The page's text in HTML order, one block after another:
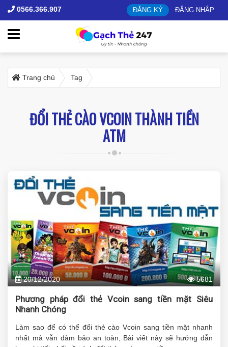
0566.366.907 ĐĂNG KÝ ĐĂNG NHẬP
Trang chủ Tag
ĐỔI THẺ CÀO VCOIN THÀNH TIỀN
ATM
20/12/2020 5681
Phương pháp đổi thẻ Vcoin sang tiền mặt Siêu
Nhanh Chóng
Làm sao để có thể đổi thẻ cào Vcoin sang tiền mặt nhanh
nhất mà vẫn đảm bảo an toàn, Bài viết này sẽ hướng dẫn